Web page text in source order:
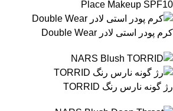
کرم پودر استی لادر Double Wear
رژ گونه نارس رنگ TORRID